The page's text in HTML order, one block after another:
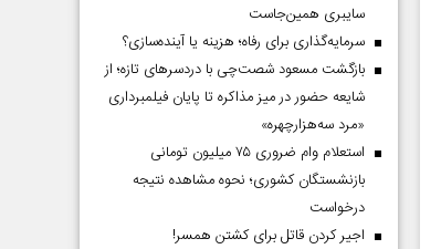
سایبری همین‌جاست
سرمایه‌گذاری برای رفاه؛ هزینه یا آینده‌سازی؟
بازگشت مسعود شصت‌چی با دردسر‌های تازه؛ از
شایعه حضور در میز مذاکره تا پایان فیلمبرداری
«مرد سه‌هزارچهره»
استعلام وام ضروری ۷۵ میلیون تومانی
بازنشستگان کشوری؛ نحوه مشاهده نتیجه
درخواست
اجیر کردن قاتل برای کشتن همسر!